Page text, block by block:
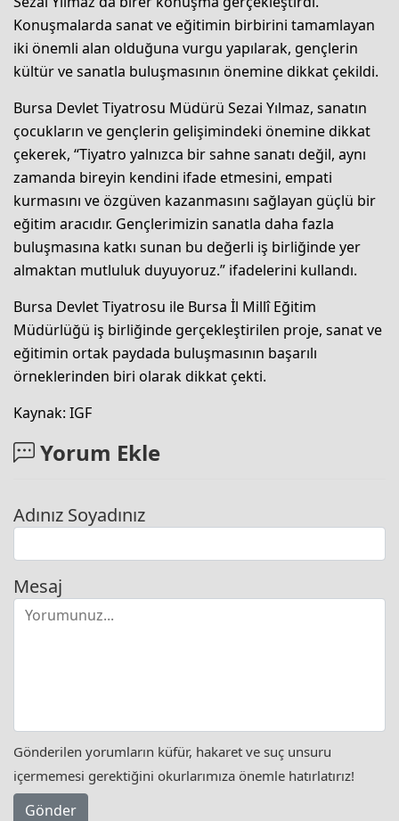
Konuşmalarda sanat ve eğitimin birbirini tamamlayan
iki önemli alan olduğuna vurgu yapılarak, gençlerin
kültür ve sanatla buluşmasının önemine dikkat çekildi.
Bursa Devlet Tiyatrosu Müdürü Sezai Yılmaz, sanatın
çocukların ve gençlerin gelişimindeki önemine dikkat
çekerek, “Tiyatro yalnızca bir sahne sanatı değil, aynı
zamanda bireyin kendini ifade etmesini, empati
kurmasını ve özgüven kazanmasını sağlayan güçlü bir
eğitim aracıdır. Gençlerimizin sanatla daha fazla
buluşmasına katkı sunan bu değerli iş birliğinde yer
almaktan mutluluk duyuyoruz.” ifadelerini kullandı.
Bursa Devlet Tiyatrosu ile Bursa İl Millî Eğitim
Müdürlüğü iş birliğinde gerçekleştirilen proje, sanat ve
eğitimin ortak paydada buluşmasının başarılı
örneklerinden biri olarak dikkat çekti.
Kaynak: IGF
Yorum Ekle
Adınız Soyadınız
Mesaj
Gönderilen yorumların küfür, hakaret ve suç unsuru
içermemesi gerektiğini okurlarımıza önemle hatırlatırız!
Gönder